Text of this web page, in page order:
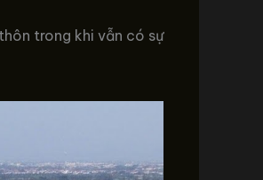
trong khi vẫn có sự